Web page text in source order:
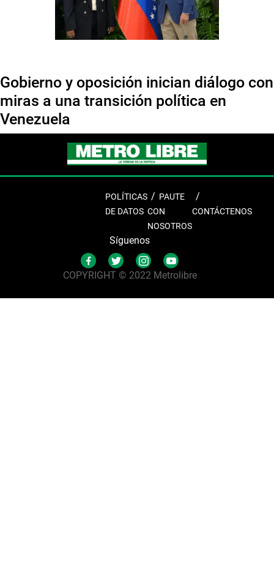
Gobierno y oposición inician diálogo con
miras a una transición política en
Venezuela
POLÍTICAS
DE DATOS
PAUTE
CON
NOSOTROS
CONTÁCTENOS
Síguenos
COPYRIGHT © 2022 Metrolibre